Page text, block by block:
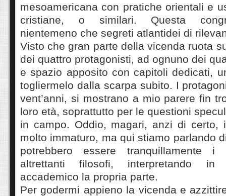
mesoamericana con pratiche orientali e
cristiane, o similari. Questa
nientemeno che segreti atlantidei di
Visto che gran parte della vicenda ruota
dei quattro protagonisti, ad ognuno dei
e spazio apposito con capitoli dedicati,
togliermelo dalla scarpa subito. I
vent’anni, si mostrano a mio parere fin
loro età, soprattutto per le questioni
in campo. Oddio, magari, anzi di certo,
molto immaturo, ma qui stiamo parlando
potrebbero essere tranquillamente i
altrettanti filosofi, interpretando in
accademico la propria parte.
Per godermi appieno la vicenda e